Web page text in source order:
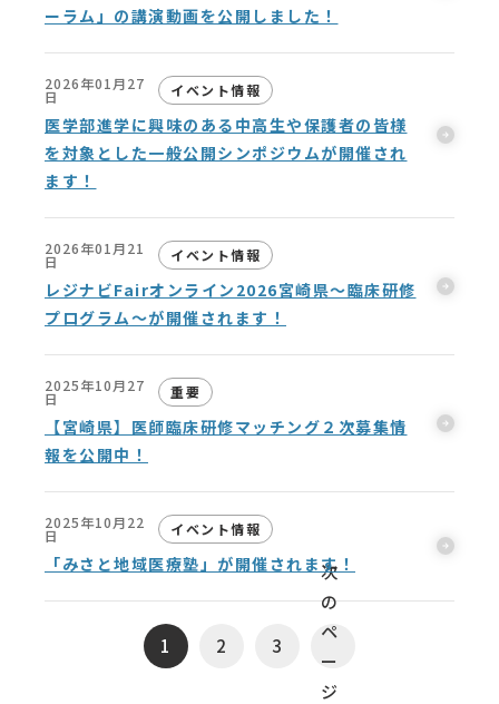
ーラム」の講演動画を公開しました！
2026年01月27
日 イベント情報
医学部進学に興味のある中高生や保護者の皆様
を対象とした一般公開シンポジウムが開催され
ます！
2026年01月21
日 イベント情報
レジナビFairオンライン2026宮崎県～臨床研修
プログラム～が開催されます！
2025年10月27
日 重要
【宮崎県】医師臨床研修マッチング２次募集情
報を公開中！
2025年10月22
日 イベント情報
「みさと地域医療塾」が開催されます！
1 2 3
次
の
ペ
ー
ジ